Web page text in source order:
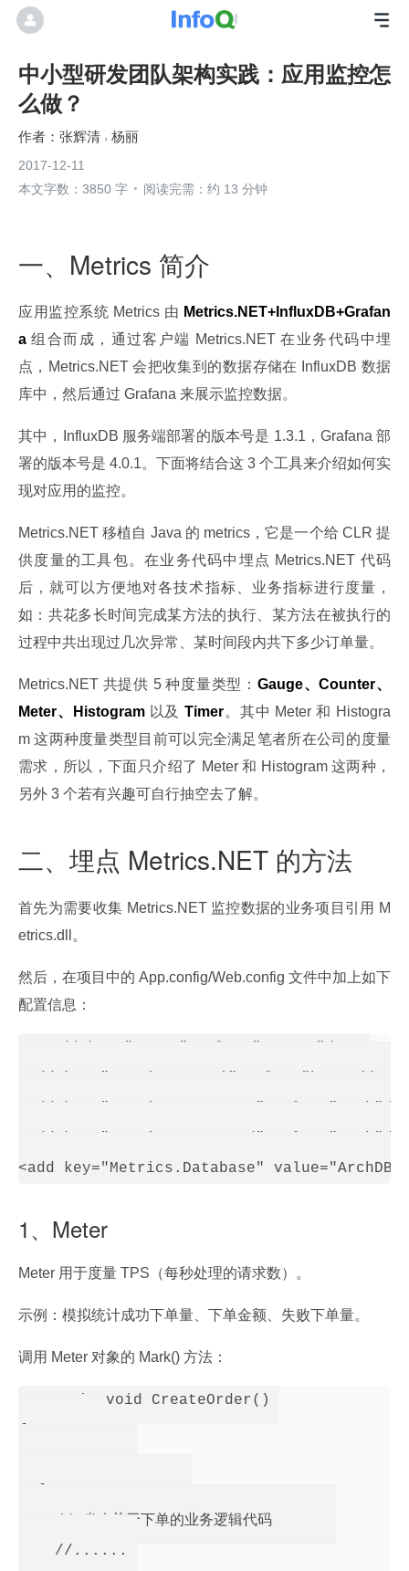
中小型研发团队架构实践：应用监控怎
么做？
张辉清 杨丽
2017-12-11
本文字数：3850 字
阅读完需：约 13 分钟
一、Metrics 简介
应用监控系统 Metrics 由 Metrics.NET+InfluxDB+Grafan
a 组合而成，通过客户端 Metrics.NET 在业务代码中埋
点，Metrics.NET 会把收集到的数据存储在 InfluxDB 数据
库中，然后通过 Grafana 来展示监控数据。
其中，InfluxDB 服务端部署的版本号是 1.3.1，Grafana 部
署的版本号是 4.0.1。下面将结合这 3 个工具来介绍如何实
现对应用的监控。
Metrics.NET 移植自 Java 的 metrics，它是一个给 CLR 提
供度量的工具包。在业务代码中埋点 Metrics.NET 代码
后，就可以方便地对各技术指标、业务指标进行度量，
如：共花多长时间完成某方法的执行、某方法在被执行的
过程中共出现过几次异常、某时间段内共下多少订单量。
Metrics.NET 共提供 5 种度量类型： Gauge、Counter、
Meter、Histogram 以及 Timer。其中 Meter 和 Histogra
m 这两种度量类型目前可以完全满足笔者所在公司的度量
需求，所以，下面只介绍了 Meter 和 Histogram 这两种，
另外 3 个若有兴趣可自行抽空去了解。
二、埋点 Metrics.NET 的方法
首先为需要收集 Metrics.NET 监控数据的业务项目引用 M
etrics.dll。
然后，在项目中的 App.config/Web.config 文件中加上如下
配置信息：
1、Meter
Meter 用于度量 TPS（每秒处理的请求数）。
示例：模拟统计成功下单量、下单金额、失败下单量。
调用 Meter 对象的 Mark() 方法：
static void CreateOrder()
// 省略关于下单的业务逻辑代码
//......